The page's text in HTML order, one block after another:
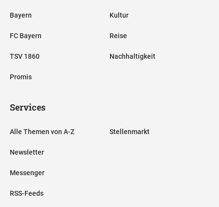
Bayern
FC Bayern
TSV 1860
Promis
Kultur
Reise
Nachhaltigkeit
Services
Alle Themen von A-Z
Newsletter
Messenger
RSS-Feeds
Stellenmarkt